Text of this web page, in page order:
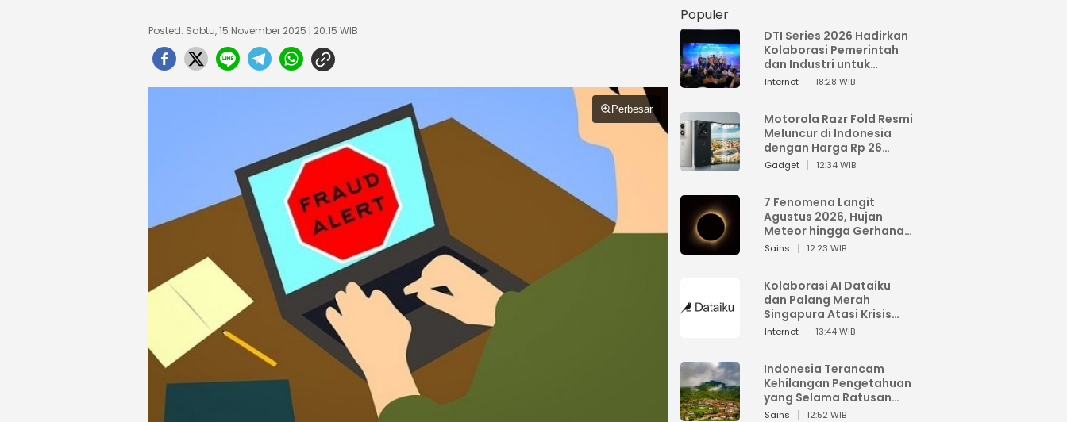
Posted: Sabtu, 15 November 2025 | 20:15 WIB
Perbesar
Populer
DTI Series 2026 Hadirkan
Kolaborasi Pemerintah
dan Industri untuk
Percepatan
Internet 18:28 WIB
Motorola Razr Fold Resmi
Meluncur di Indonesia
dengan Harga Rp 26
Jutaan
Gadget 12:34 WIB
7 Fenomena Langit
Agustus 2026, Hujan
Meteor hingga Gerhana
Matahari
Sains 12:23 WIB
Kolaborasi AI Dataiku
dan Palang Merah
Singapura Atasi Krisis
Bencana
Internet 13:44 WIB
Indonesia Terancam
Kehilangan Pengetahuan
yang Selama Ratusan
Tahun Menjaga Alam
Sains 12:52 WIB